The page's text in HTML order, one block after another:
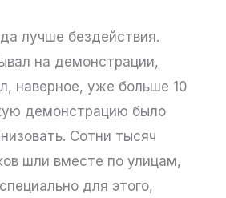
лучше бездействия.
на демонстрации,
наверное, уже больше 10
демонстрацию было
Сотни тысяч
шли вместе по улицам,
для этого,